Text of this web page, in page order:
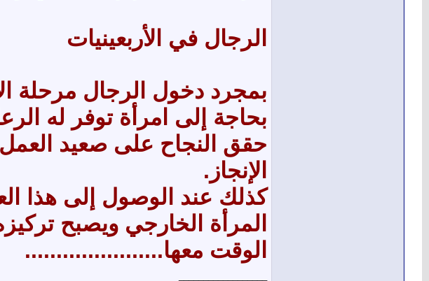
الرجال في الأربعينيات
بمجرد دخول الرجال مرحلة
بحاجة إلى امرأة توفر له
حقق النجاح على صعيد
الإنجاز.
كذلك عند الوصول إلى هذا
المرأة الخارجي ويصبح
الوقت معها......................